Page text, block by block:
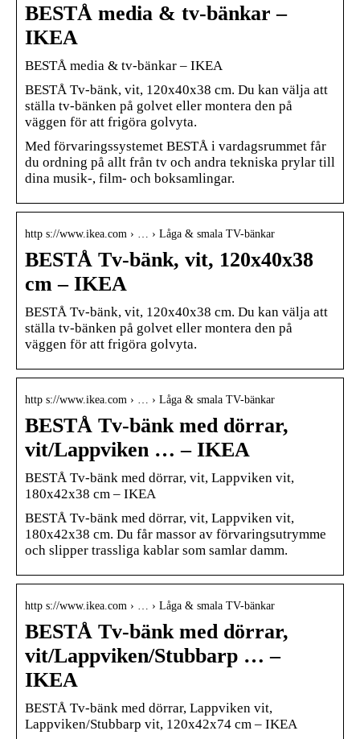
BESTÅ media & tv-bänkar –
IKEA
BESTÅ media & tv-bänkar – IKEA
BESTÅ Tv-bänk, vit, 120x40x38 cm. Du kan välja att
ställa tv-bänken på golvet eller montera den på
väggen för att frigöra golvyta.
Med förvaringssystemet BESTÅ i vardagsrummet får
du ordning på allt från tv och andra tekniska prylar till
dina musik-, film- och boksamlingar.
http s://www.ikea.com › … › Låga & smala TV-bänkar
BESTÅ Tv-bänk, vit, 120x40x38
cm – IKEA
BESTÅ Tv-bänk, vit, 120x40x38 cm. Du kan välja att
ställa tv-bänken på golvet eller montera den på
väggen för att frigöra golvyta.
http s://www.ikea.com › … › Låga & smala TV-bänkar
BESTÅ Tv-bänk med dörrar,
vit/Lappviken … – IKEA
BESTÅ Tv-bänk med dörrar, vit, Lappviken vit,
180x42x38 cm – IKEA
BESTÅ Tv-bänk med dörrar, vit, Lappviken vit,
180x42x38 cm. Du får massor av förvaringsutrymme
och slipper trassliga kablar som samlar damm.
http s://www.ikea.com › … › Låga & smala TV-bänkar
BESTÅ Tv-bänk med dörrar,
vit/Lappviken/Stubbarp … –
IKEA
BESTÅ Tv-bänk med dörrar, Lappviken vit,
Lappviken/Stubbarp vit, 120x42x74 cm – IKEA